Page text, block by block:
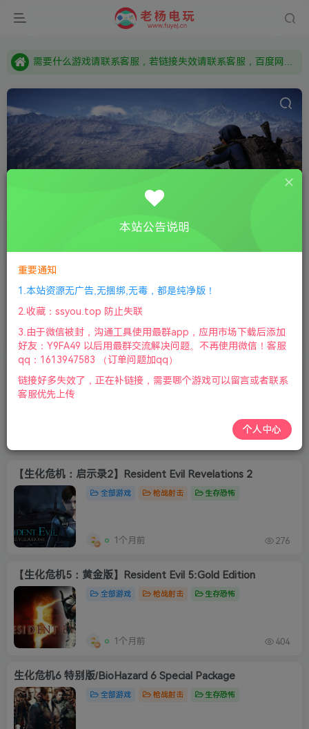
本站资源来自网络搜集，如有侵权，请联系删除：fuyej@qq.com 附上证书和内容链接
需要什么游戏请联系客服，若链接失效请联系客服，百度网盘边上的激活码也是解压密码
【生化危机1：HD高清重制版】Biohazard 1 HD Remaster
全部游戏 枪战射击 生存恐怖
31天前 539
《生化危机：浣熊市行动》Resident Evil Operation Raccoon City
273
【生化危机：启示录2】Resident Evil Revelations 2
全部游戏 枪战射击 生存恐怖
1个月前 276
【生化危机5：黄金版】Resident Evil 5:Gold Edition
全部游戏 枪战射击 生存恐怖
1个月前 404
生化危机6 特别版/BioHazard 6 Special Package
全部游戏 枪战射击 生存恐怖
本站公告说明
重要通知
1.本站资源无广告,无捆绑,无毒，都是纯净版！
2.收藏：ssyou.top 防止失联
3.由于微信被封，沟通工具使用最群app，应用市场下载后添加
好友：Y9FA49 以后用最群交流解决问题。不再使用微信！客服
qq：1613947583 （订单问题加qq）
链接好多失效了，正在补链接，需要哪个游戏可以留言或者联系
客服优先上传
个人中心